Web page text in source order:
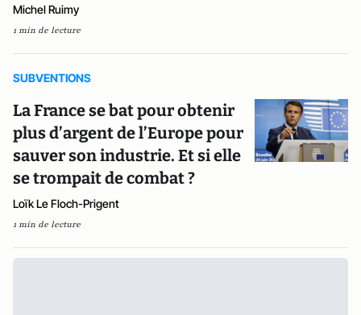
Michel Ruimy
1 min de lecture
SUBVENTIONS
La France se bat pour obtenir
plus d’argent de l’Europe pour
sauver son industrie. Et si elle
se trompait de combat ?
Loïk Le Floch-Prigent
1 min de lecture